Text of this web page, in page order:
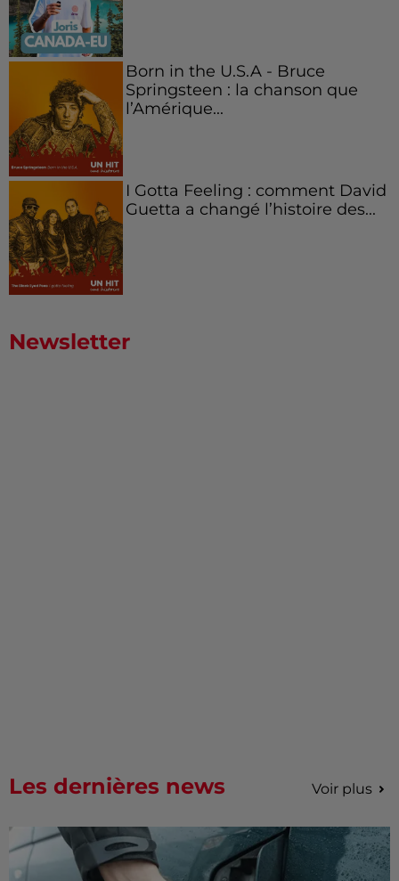
Born in the U.S.A - Bruce
Springsteen : la chanson que
l’Amérique...
I Gotta Feeling : comment David
Guetta a changé l’histoire des...
Newsletter
Les dernières news Voir plus